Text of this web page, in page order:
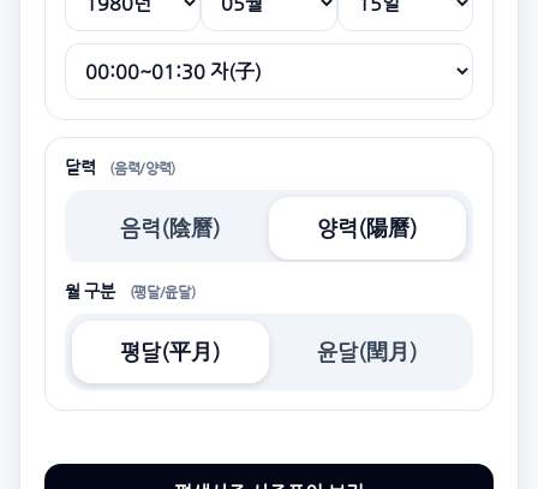
달력 (음력/양력)
음력(陰曆) 양력(陽曆)
월 구분 (평달/윤달)
평달(平月) 윤달(閏月)